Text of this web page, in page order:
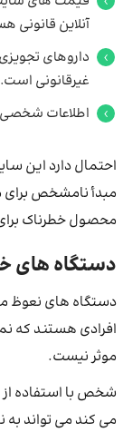
آنلاین قانونی
داروهای
غیرقانونی است.
اطلاعات شخصی
احتمال دارد این
مبدأ نامشخص برای
محصول خطرناک
دستگاه های
دستگاه های نعوظ
افرادی هستند که
موثر نیست.
شخص با استفاده از
می کند می تواند